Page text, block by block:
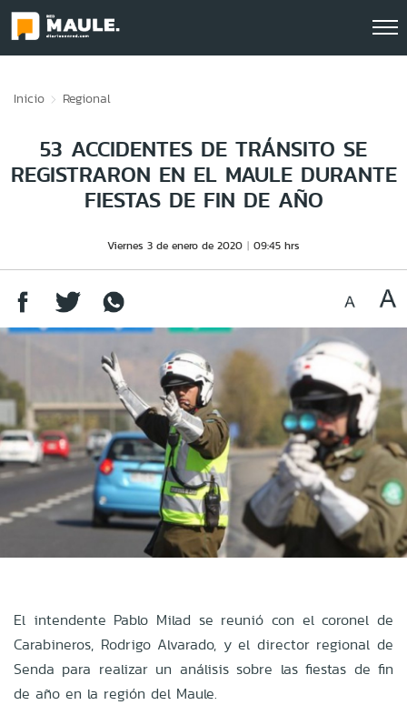
Inicio Regional
53 ACCIDENTES DE TRÁNSITO SE
REGISTRARON EN EL MAULE DURANTE
FIESTAS DE FIN DE AÑO
Viernes 3 de enero de 2020 09:45 hrs
El intendente Pablo Milad se reunió con el coronel de
Carabineros, Rodrigo Alvarado, y el director regional de
Senda para realizar un análisis sobre las fiestas de fin
de año en la región del Maule.